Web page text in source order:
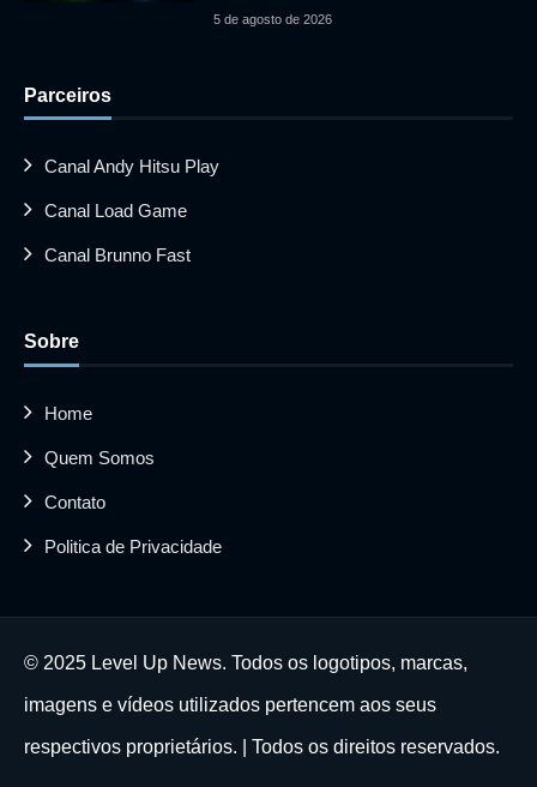
5 de agosto de 2026
Parceiros
Canal Andy Hitsu Play
Canal Load Game
Canal Brunno Fast
Sobre
Home
Quem Somos
Contato
Politica de Privacidade
© 2025 Level Up News. Todos os logotipos, marcas,
imagens e vídeos utilizados pertencem aos seus
respectivos proprietários. | Todos os direitos reservados.